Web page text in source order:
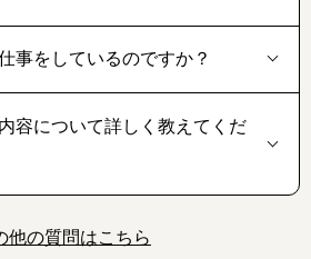
事をしているのですか？
容について詳しく教えてくだ
他の質問はこちら